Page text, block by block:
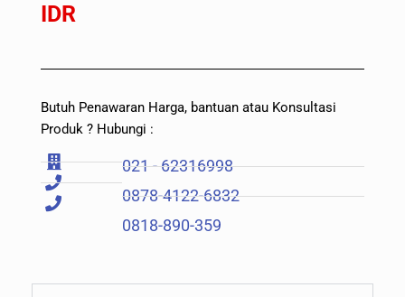
IDR
Butuh Penawaran Harga, bantuan atau Konsultasi
Produk ? Hubungi :
021 - 62316998
0878-4122-6832
0818-890-359